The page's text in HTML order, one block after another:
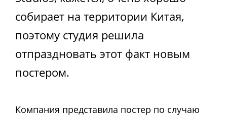
собирает на территории Китая,
поэтому студия решила
отпраздновать этот факт новым
постером.
Компания представила постер по случаю